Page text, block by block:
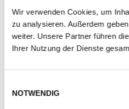
Wir verwenden Cookies, um
zu analysieren. Außerdem
weiter. Unsere Partner führen
Ihrer Nutzung der Dienste
NOTWENDIG